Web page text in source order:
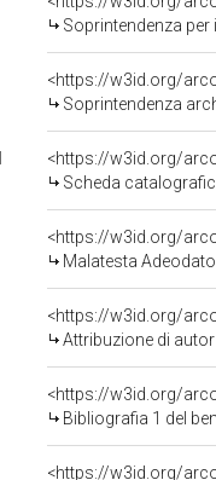
Soprintendenza per
<https://w3id.org/
Soprintendenza
<https://w3id.org/
Scheda
<https://w3id.org/
Malatesta
<https://w3id.org/
Attribuzione di
<https://w3id.org/
Bibliografia 1 del
<https://w3id.org/